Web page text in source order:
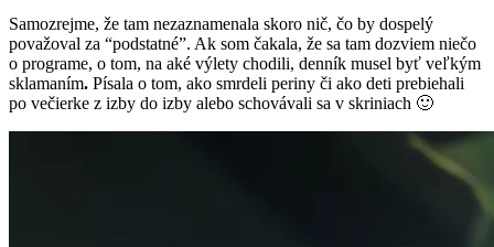
Samozrejme, že tam nezaznamenala skoro nič, čo by dospelý
považoval za “podstatné”. Ak som čakala, že sa tam dozviem niečo
o programe, o tom, na aké výlety chodili, denník musel byť veľkým
sklamaním. Písala o tom, ako smrdeli periny či ako deti prebiehali
po večierke z izby do izby alebo schovávali sa v skriniach 🙂